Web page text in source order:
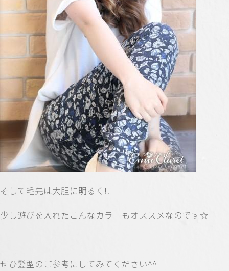
そして毛先は大胆に明るく!!
少し遊びを入れたこんなカラーもオススメなのです☆
ぜひ髪型のご参考にしてみてください^^